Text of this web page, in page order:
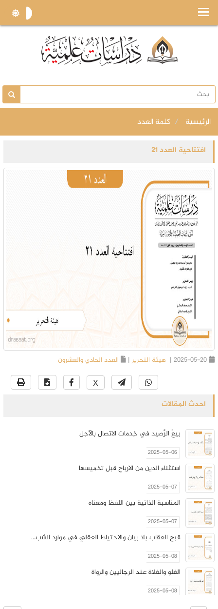
الرئيسية كلمة العدد
افتتاحية العدد 21
هيئة التحرير|
العدد الحادي والعشرون
X
احدث المقالات
بيعُ الرَّصيد في خِدمات الاتصال بالآجل
2025-05-06
استثناء الدين من الارباح قبل تخميسها
2025-05-07
المناسبة الذاتية بين اللفظ ومعناه
2025-05-07
قبح العقاب بلا بيان والاحتياط العقلي في موارد الشب...
2025-05-08
الغلو والغلاة عند الرجاليين والرواة
2025-05-08